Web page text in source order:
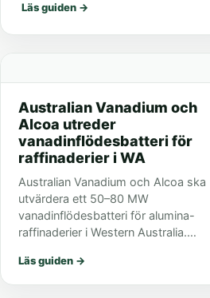
Läs guiden →
Australian Vanadium och
Alcoa utreder
vanadinflödesbatteri för
raffinaderier i WA
Australian Vanadium och Alcoa ska
utvärdera ett 50–80 MW
vanadinflödesbatteri för alumina-
raffinaderier i Western Australia.
Läs guiden →